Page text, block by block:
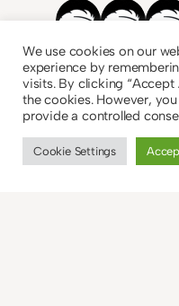
Beatrice Kaspary,
We use cookies on our
experience by
visits. By clicking “Accept
the cookies. However,
provide a controlled
Cookie Settings